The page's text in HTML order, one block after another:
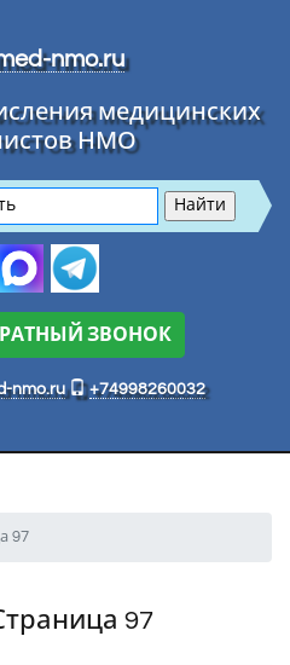
nmo.ru
медицинских
НМО
ЗВОНОК
nmo.ru +74998260032
97
97